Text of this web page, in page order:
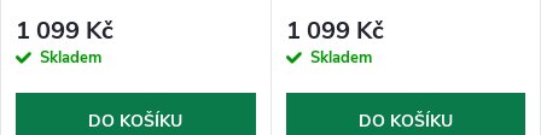
1 099 Kč
Skladem
DO KOŠÍKU
1 099 Kč
Skladem
DO KOŠÍKU